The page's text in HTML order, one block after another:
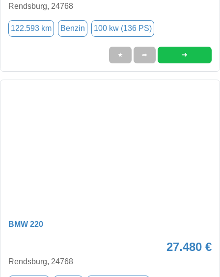
Rendsburg, 24768
122.593 km Benzin 100 kw (136 PS)
★ ➦ ➜
BMW 220
27.480 €
Rendsburg, 24768